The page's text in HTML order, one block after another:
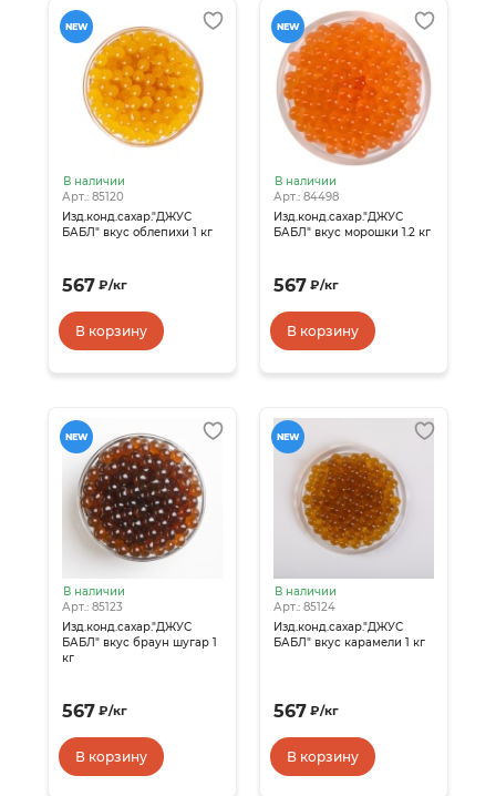
NEW
В наличии
Арт.: 85120
Изд.конд.сахар."ДЖУС
БАБЛ" вкус облепихи 1 кг
567 ₽/кг
В корзину
NEW
В наличии
Арт.: 84498
Изд.конд.сахар."ДЖУС
БАБЛ" вкус морошки 1.2 кг
567 ₽/кг
В корзину
NEW
В наличии
Арт.: 85123
Изд.конд.сахар."ДЖУС
БАБЛ" вкус браун шугар 1
кг
567 ₽/кг
В корзину
NEW
В наличии
Арт.: 85124
Изд.конд.сахар."ДЖУС
БАБЛ" вкус карамели 1 кг
567 ₽/кг
В корзину